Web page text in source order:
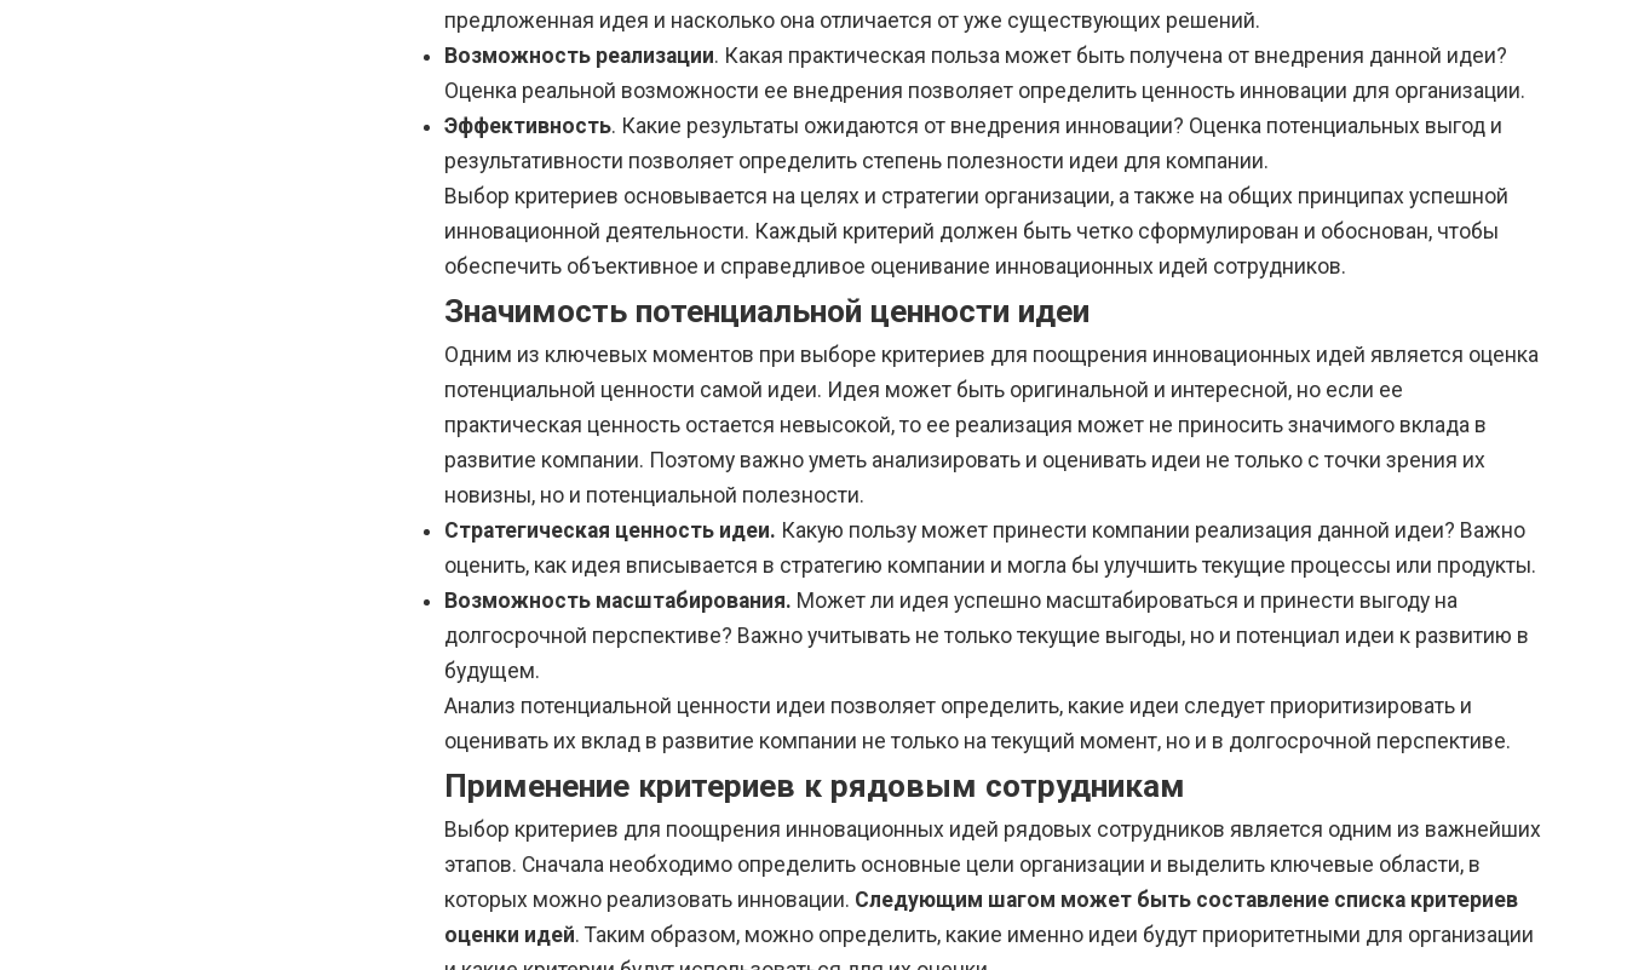
предложенная идея и насколько она отличается от уже существующих решений.
Возможность реализации. Какая практическая польза может быть получена от внедрения данной идеи?
Оценка реальной возможности ее внедрения позволяет определить ценность инновации для организации.
Эффективность. Какие результаты ожидаются от внедрения инновации? Оценка потенциальных выгод и
результативности позволяет определить степень полезности идеи для компании.
Выбор критериев основывается на целях и стратегии организации, а также на общих принципах успешной
инновационной деятельности. Каждый критерий должен быть четко сформулирован и обоснован, чтобы
обеспечить объективное и справедливое оценивание инновационных идей сотрудников.
Значимость потенциальной ценности идеи
Одним из ключевых моментов при выборе критериев для поощрения инновационных идей является оценка
потенциальной ценности самой идеи. Идея может быть оригинальной и интересной, но если ее
практическая ценность остается невысокой, то ее реализация может не приносить значимого вклада в
развитие компании. Поэтому важно уметь анализировать и оценивать идеи не только с точки зрения их
новизны, но и потенциальной полезности.
Стратегическая ценность идеи. Какую пользу может принести компании реализация данной идеи? Важно
оценить, как идея вписывается в стратегию компании и могла бы улучшить текущие процессы или продукты.
Возможность масштабирования. Может ли идея успешно масштабироваться и принести выгоду на
долгосрочной перспективе? Важно учитывать не только текущие выгоды, но и потенциал идеи к развитию в
будущем.
Анализ потенциальной ценности идеи позволяет определить, какие идеи следует приоритизировать и
оценивать их вклад в развитие компании не только на текущий момент, но и в долгосрочной перспективе.
Применение критериев к рядовым сотрудникам
Выбор критериев для поощрения инновационных идей рядовых сотрудников является одним из важнейших
этапов. Сначала необходимо определить основные цели организации и выделить ключевые области, в
которых можно реализовать инновации. Следующим шагом может быть составление списка критериев
оценки идей. Таким образом, можно определить, какие именно идеи будут приоритетными для организации